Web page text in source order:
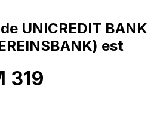
UNICREDIT BANK
est
319